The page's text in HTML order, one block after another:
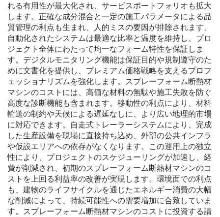
れる有用性が最大化され、サービスポートフォリオも拡大
します。正確な成分混合と一定の施工パラメータによる品
質管理の利点も生まれ、人的ミスの要因が排除されます。
自動化されたシステムは最適な比率と温度を維持し、プロ
ジェクト全体にわたって均一なフォーム特性を保証しま
す。デジタルモニタリング機能は保証目的や規制遵守のた
めに文書化を提供し、プレミアム価格戦略を支えるプロフ
ェッショナリズムを強化します。スプレーフォーム断熱材
マシンのコストには、高価な材料の無駄や施工失敗を防ぐ
高度な診断機能も含まれます。移動性の利点により、材料
輸送の制約や天候による遅延なしに、より広い地理的市場
に対応できます。自走式トレーラーシステムにより、完成
した生産設備を現場に直接持ち込め、外部の公共インフラ
や仮設エリアへの依存がなくなります。この運用上の独立
性により、プロジェクトのスケジューリングが加速し、経
費が削減され、初期のスプレーフォーム断熱材マシンのコ
ストを上回る利益率の改善が実現します。環境面での利点
も、建物のライフサイクルを通じたエネルギー消費の大幅
な削減によって、持続可能性への需要増加に合致していま
す。スプレーフォーム断熱材マシンのコストに投資する請